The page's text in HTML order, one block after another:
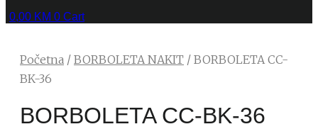
0,00 KM 0 Cart
Početna / BORBOLETA NAKIT / BORBOLETA CC-
BK-36
BORBOLETA CC-BK-36